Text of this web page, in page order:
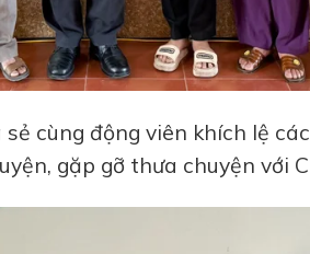
cùng động viên khích lệ
gặp gỡ thưa chuyện với